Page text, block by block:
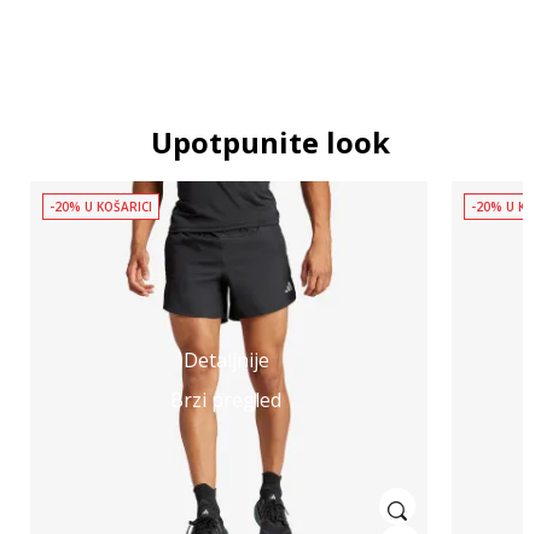
Upotpunite look
Detaljnije
Brzi pregled
-20% U KOŠARICI -20% U